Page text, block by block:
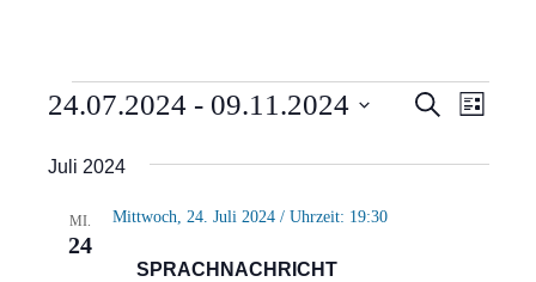
Veranstaltungen SucheListe
24.07.2024 - 09.11.2024
wählen.
Juli 2024
MI.
24
SPRACHNACHRICHT
Mittwoch, 24. Juli 2024 / Uhrzeit: 19:30